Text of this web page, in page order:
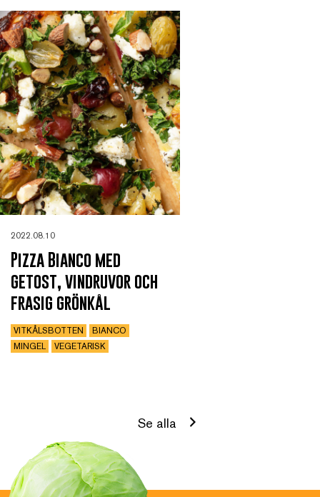
2022.08.10
Pizza Bianco med
getost, vindruvor och
frasig grönkål
VITKÅLSBOTTEN
BIANCO
MINGEL
VEGETARISK
Se alla